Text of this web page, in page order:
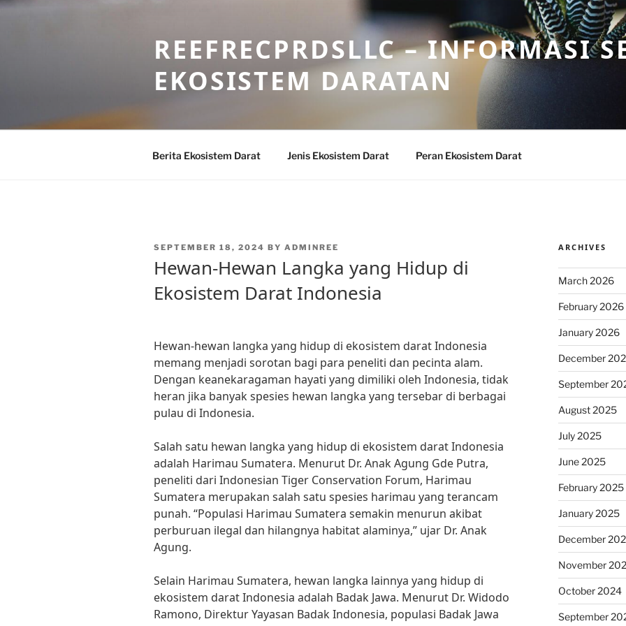
Skip
REEFRECPRDSLLC – INFORMASI
EKOSISTEM DARATAN
Berita Ekosistem Darat Jenis Ekosistem Darat Peran Ekosistem Darat
POSTED
SEPTEMBER 18, 2024 BY ADMINREE
Hewan-Hewan Langka yang Hidup di
Ekosistem Darat Indonesia
Hewan-hewan langka yang hidup di ekosistem darat Indonesia
memang menjadi sorotan bagi para peneliti dan pecinta alam.
Dengan keanekaragaman hayati yang dimiliki oleh Indonesia, tidak
heran jika banyak spesies hewan langka yang tersebar di berbagai
pulau di Indonesia.
Salah satu hewan langka yang hidup di ekosistem darat Indonesia
adalah Harimau Sumatera. Menurut Dr. Anak Agung Gde Putra,
peneliti dari Indonesian Tiger Conservation Forum, Harimau
Sumatera merupakan salah satu spesies harimau yang terancam
punah. “Populasi Harimau Sumatera semakin menurun akibat
perburuan ilegal dan hilangnya habitat alaminya,” ujar Dr. Anak
Agung.
Selain Harimau Sumatera, hewan langka lainnya yang hidup di
ekosistem darat Indonesia adalah Badak Jawa. Menurut Dr. Widodo
Ramono, Direktur Yayasan Badak Indonesia, populasi Badak Jawa
ARCHIVES
March 2026
February 2026
January 2026
December
September
August 2025
July 2025
June 2025
February 2025
January 2025
December
November
October 2024
September